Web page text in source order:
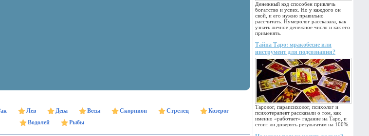
Денежный код способен привлечь
богатство и успех. Но у каждого он
свой, и его нужно правильно
рассчитать. Нумеролог рассказала, как
узнать личное денежное число и как его
применять.
Тайна Таро: мракобесие или
инструмент для подсознания?
Таролог, парапсихолог, психолог и
психотерапевт рассказали о том, как
именно «работает» гадание на Таро, и
стоит ли доверять результатам на 100%.
Лев Дева Весы Скорпион Стрелец
Козерог
Водолей
Рыбы